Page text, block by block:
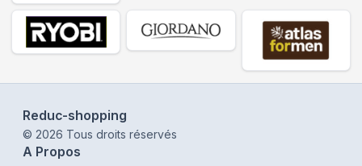
Reduc-shopping
© 2026 Tous droits réservés
A Propos